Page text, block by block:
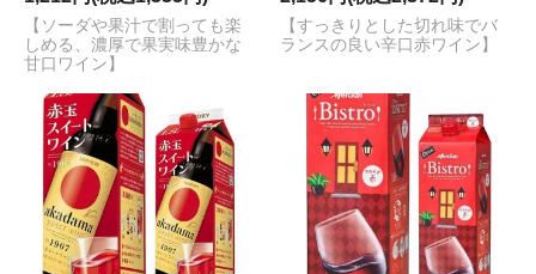
【ソーダや果汁で割っても楽
しめる、濃厚で果実味豊かな
甘口ワイン】
【すっきりとした切れ味でバ
ランスの良い辛口赤ワイン】